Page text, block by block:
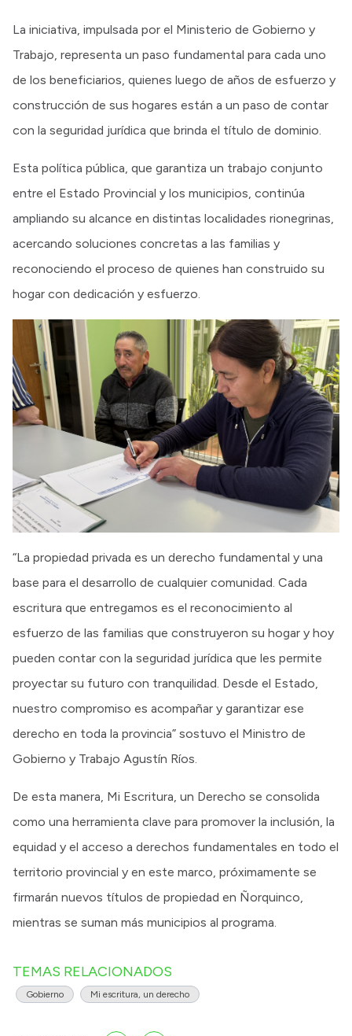
La iniciativa, impulsada por el Ministerio de Gobierno y
Trabajo, representa un paso fundamental para cada uno
de los beneficiarios, quienes luego de años de esfuerzo y
construcción de sus hogares están a un paso de contar
con la seguridad jurídica que brinda el título de dominio.
Esta política pública, que garantiza un trabajo conjunto
entre el Estado Provincial y los municipios, continúa
ampliando su alcance en distintas localidades rionegrinas,
acercando soluciones concretas a las familias y
reconociendo el proceso de quienes han construido su
hogar con dedicación y esfuerzo.
“La propiedad privada es un derecho fundamental y una
base para el desarrollo de cualquier comunidad. Cada
escritura que entregamos es el reconocimiento al
esfuerzo de las familias que construyeron su hogar y hoy
pueden contar con la seguridad jurídica que les permite
proyectar su futuro con tranquilidad. Desde el Estado,
nuestro compromiso es acompañar y garantizar ese
derecho en toda la provincia” sostuvo el Ministro de
Gobierno y Trabajo Agustín Ríos.
De esta manera, Mi Escritura, un Derecho se consolida
como una herramienta clave para promover la inclusión, la
equidad y el acceso a derechos fundamentales en todo el
territorio provincial y en este marco, próximamente se
firmarán nuevos títulos de propiedad en Ñorquinco,
mientras se suman más municipios al programa.
TEMAS RELACIONADOS
Gobierno Mi escritura, un derecho